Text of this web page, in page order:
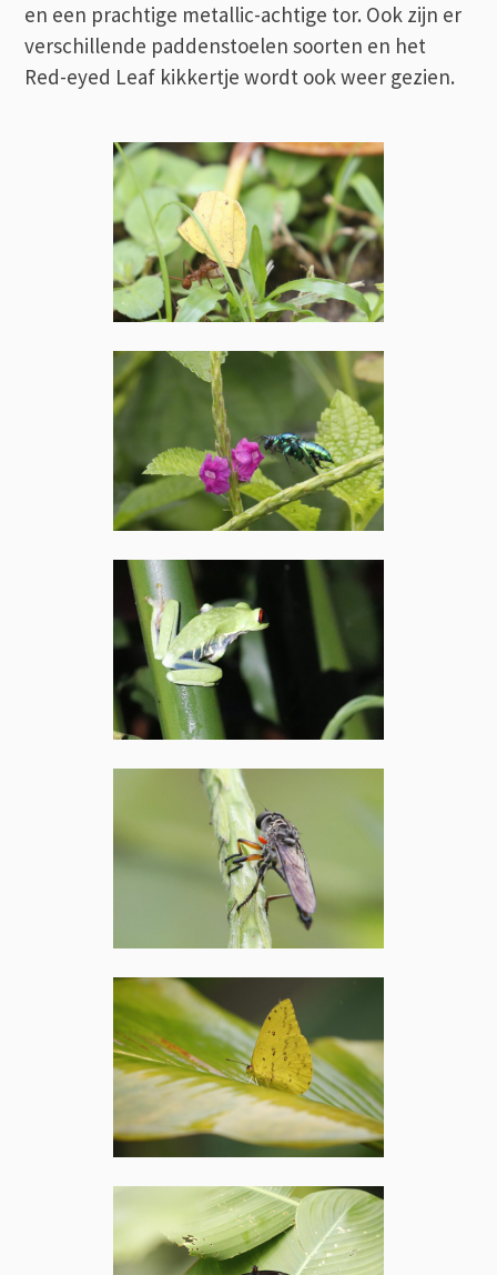
en een prachtige metallic-achtige tor. Ook zijn er
verschillende paddenstoelen soorten en het
Red-eyed Leaf kikkertje wordt ook weer gezien.